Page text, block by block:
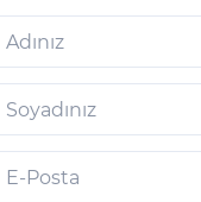
Adınız
Soyadınız
E-Posta